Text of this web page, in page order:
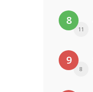
8
11
9
8